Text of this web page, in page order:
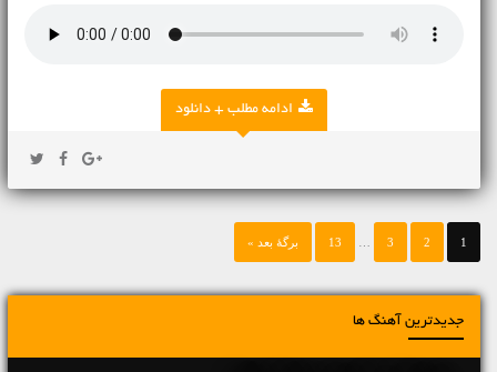
ادامه مطلب + دانلود
1
2
3
13 برگهٔ بعد »
جدیدترین آهنگ ها